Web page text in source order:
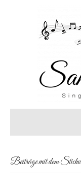
Beiträge mit dem